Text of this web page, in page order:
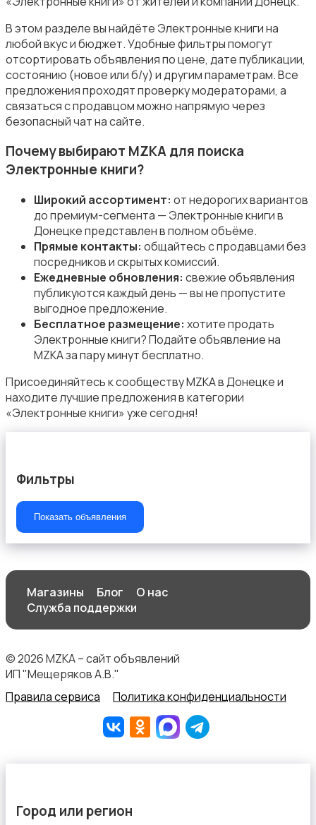
Спутниковое и цифровое ТВ
Аудиоусилители и ресиверы
Наушники
Микрофоны
Аксессуары
ТВ-приставки
В этом разделе вы найдёте Электронные книги на
любой вкус и бюджет. Удобные фильтры помогут
отсортировать объявления по цене, дате публикации,
состоянию (новое или б/у) и другим параметрам. Все
предложения проходят проверку модераторами, а
связаться с продавцом можно напрямую через
безопасный чат на сайте.
Почему выбирают MZKA для поиска
Электронные книги?
Широкий ассортимент: от недорогих вариантов
до премиум-сегмента — Электронные книги в
Донецке представлен в полном объёме.
Прямые контакты: общайтесь с продавцами без
посредников и скрытых комиссий.
Ежедневные обновления: свежие объявления
публикуются каждый день — вы не пропустите
выгодное предложение.
Бесплатное размещение: хотите продать
Электронные книги? Подайте объявление на
MZKA за пару минут бесплатно.
Присоединяйтесь к сообществу MZKA в Донецке и
находите лучшие предложения в категории
«Электронные книги» уже сегодня!
Фильтры
Показать объявления
Магазины Блог
О нас
Служба поддержки
© 2026 MZKA – сайт объявлений
ИП "Мещеряков А.В."
Правила сервиса
Политика конфиденциальности
Город или регион